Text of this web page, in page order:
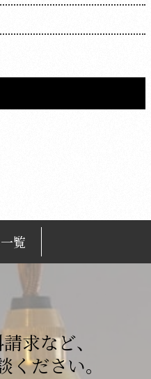
覧
求など、
ださい。